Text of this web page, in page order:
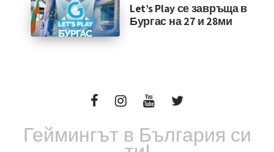
Let’s Play се завръща в
Бургас на 27 и 28ми
Геймингът в България си